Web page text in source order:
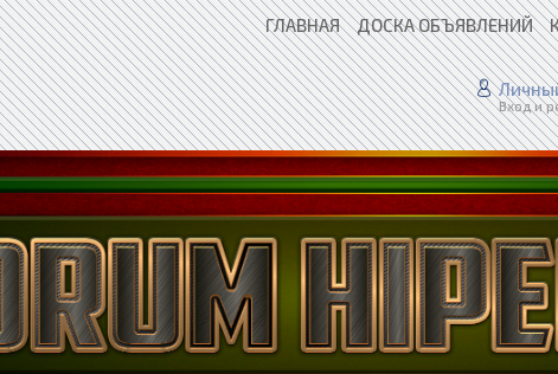
ГЛАВНАЯ ДОСКА ОБЪЯВЛЕНИЙ
Вход и